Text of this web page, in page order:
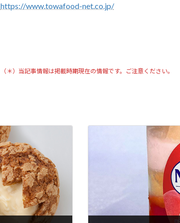
https://www.towafood-net.co.jp/
（＊）当記事情報は掲載時期現在の情報です。ご注意ください。